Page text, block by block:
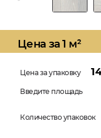
Цена за 1 м²
Цена за упаковку
Введите площадь
Количество упаковок